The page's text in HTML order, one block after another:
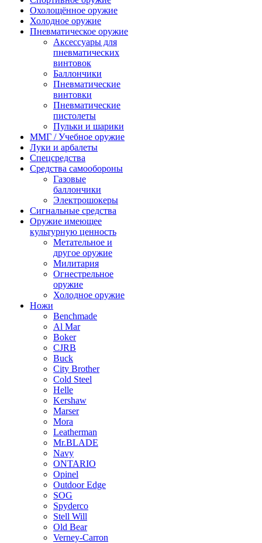
Охолощённое оружие
Холодное оружие
Пневматическое оружие
Аксессуары для
пневматических
винтовок
Баллончики
Пневматические
винтовки
Пневматические
пистолеты
Пульки и шарики
ММГ / Учебное оружие
Луки и арбалеты
Спецсредства
Средства самообороны
Газовые
баллончики
Электрошокеры
Сигнальные средства
Оружие имеющее
культурную ценность
Метательное и
другое оружие
Милитария
Огнестрельное
оружие
Холодное оружие
Ножи
Benchmade
Al Mar
Boker
CJRB
Buck
City Brother
Cold Steel
Helle
Kershaw
Marser
Mora
Leatherman
Mr.BLADE
Navy
ONTARIO
Opinel
Outdoor Edge
SOG
Spyderco
Stell Will
Old Bear
Verney-Carron